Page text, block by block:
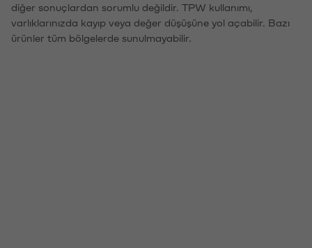
diğer sonuçlardan sorumlu değildir. TPW kullanımı,
varlıklarınızda kayıp veya değer düşüşüne yol açabilir. Bazı
ürünler tüm bölgelerde sunulmayabilir.